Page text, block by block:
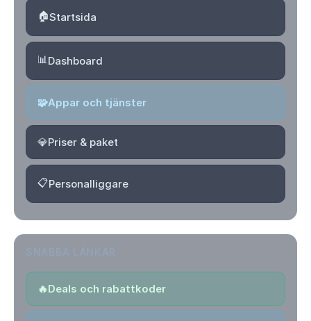
🏠Startsida
📊Dashboard
🧩Appar och tjänster
💎Priser & paket
📋Personalliggare
🔥Deals och rabattkoder